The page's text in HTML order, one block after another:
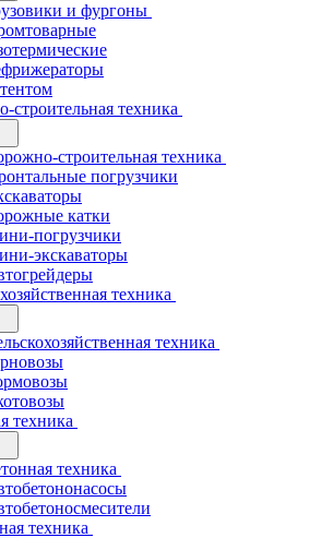
и фургоны
строительная техника
строительная техника
погрузчики
катки
погрузчики
экскаваторы
техника
техника
техника
техника
техника